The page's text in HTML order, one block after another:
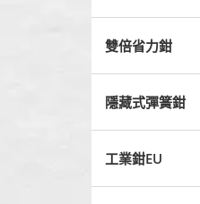
雙倍省力鉗
隱藏式彈簧鉗
工業鉗EU